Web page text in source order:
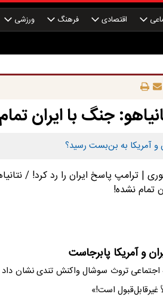
اقتصادی فرهنگ ورزشی
جنگ با ایران
و آمریکا به بن‌بست رسید؟
و آمریکا پابرجاست
اجتماعی تروث سوشال واکنش تندی نشان
غیرقابل‌قبول است!»